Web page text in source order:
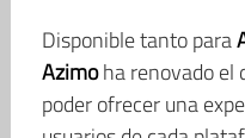
Disponible tanto para
Azimoha renovado el
poder ofrecer una